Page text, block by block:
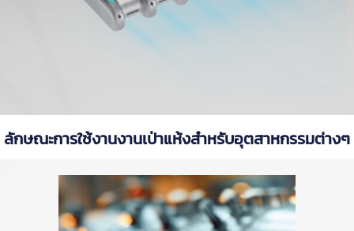
ลักษณะการใช้งานงานเป่าแห้งสำหรับอุตสาหกรรมต่างๆ